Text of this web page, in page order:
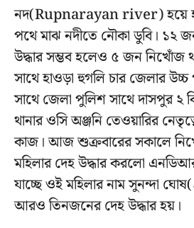
নদ(Rupnarayan river) হয়ে
পথে মাঝ নদীতে নৌকা ডুবি। ১২
উদ্ধার সম্ভব হলেও ৫ জন নিখোঁজ
সাথে হাওড়া হুগলি চার জেলার
সাথে জেলা পুলিশ সাথে দাসপুর ২
থানার ওসি অঞ্জনি তেওয়ারির
কাজ। আজ শুক্রবারের সকালে
মহিলার দেহ উদ্ধার করলো
যাচ্ছে ওই মহিলার নাম সুনন্দা
আরও তিনজনের দেহ উদ্ধার হয়।